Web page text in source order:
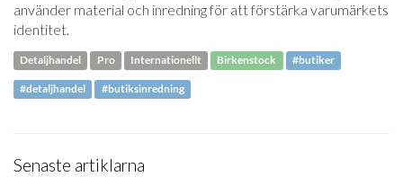
använder material och inredning för att förstärka varumärkets
identitet.
Detaljhandel Pro Internationellt Birkenstock #butiker
#detaljhandel #butiksinredning
Senaste artiklarna